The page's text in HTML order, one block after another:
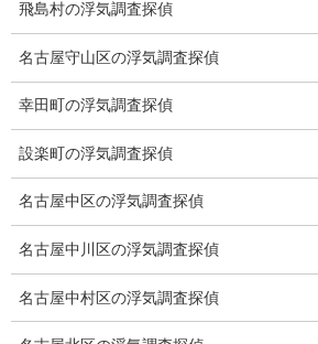
GPS検索調査
GPS調査
車両調査
浮気調査地域
浮気調査関連調査
飛島村の浮気調査探偵
名古屋守山区の浮気調査探偵
幸田町の浮気調査探偵
設楽町の浮気調査探偵
名古屋中区の浮気調査探偵
名古屋中川区の浮気調査探偵
名古屋中村区の浮気調査探偵